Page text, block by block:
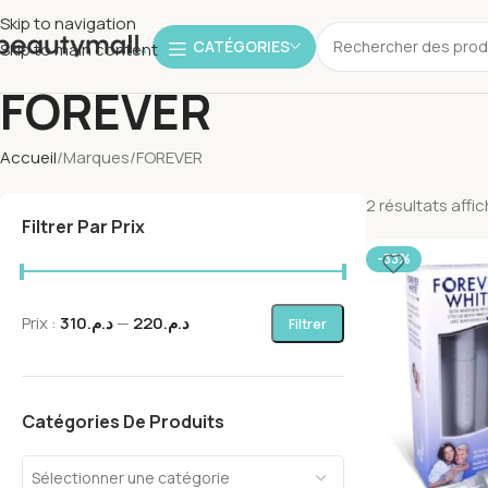
Skip to navigation
Skip to main content
CATÉGORIES
FOREVER
Accueil Marques FOREVER
Filtrer Par Prix
Filtrer
Prix : د.م.220 —د.م.310
Catégories De Produits
Sélectionner une catégorie
2 résultats
-33%